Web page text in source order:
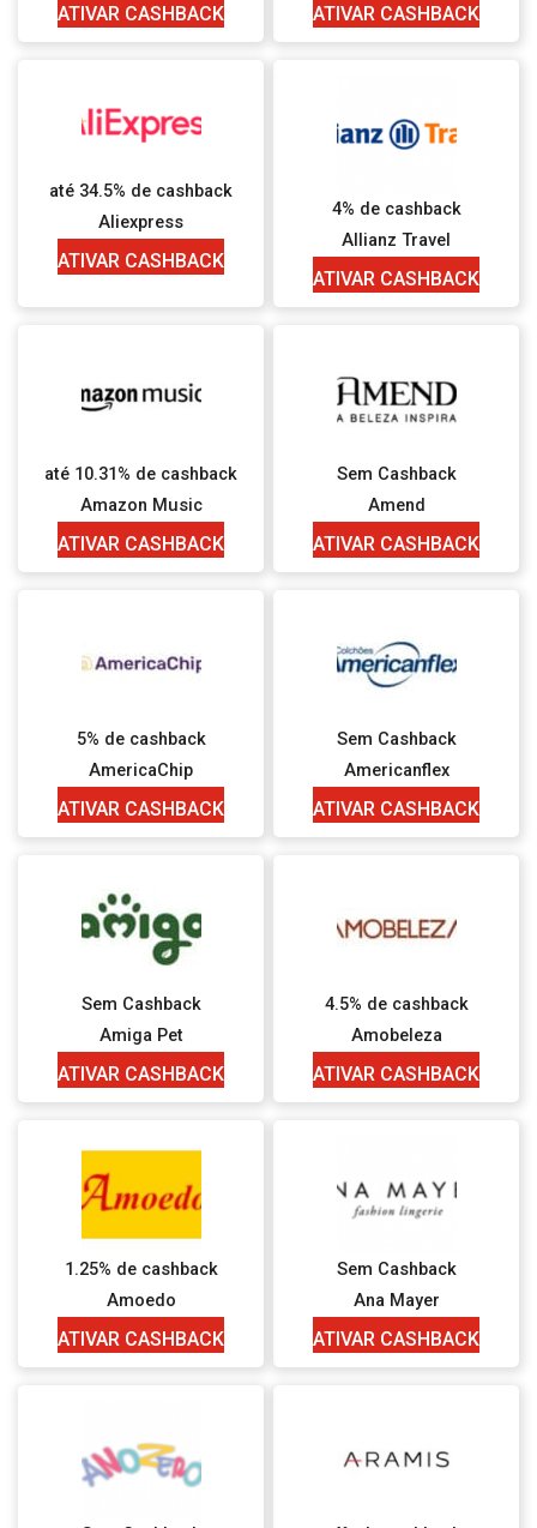
ATIVAR CASHBACK ATIVAR CASHBACK
até 34.5% de cashback
Aliexpress
ATIVAR CASHBACK
4% de cashback
Allianz Travel
ATIVAR CASHBACK
até 10.31% de cashback
Amazon Music
ATIVAR CASHBACK
Sem Cashback
Amend
ATIVAR CASHBACK
5% de cashback
AmericaChip
ATIVAR CASHBACK
Sem Cashback
Americanflex
ATIVAR CASHBACK
Sem Cashback
Amiga Pet
ATIVAR CASHBACK
4.5% de cashback
Amobeleza
ATIVAR CASHBACK
1.25% de cashback
Amoedo
ATIVAR CASHBACK
Sem Cashback
Ana Mayer
ATIVAR CASHBACK